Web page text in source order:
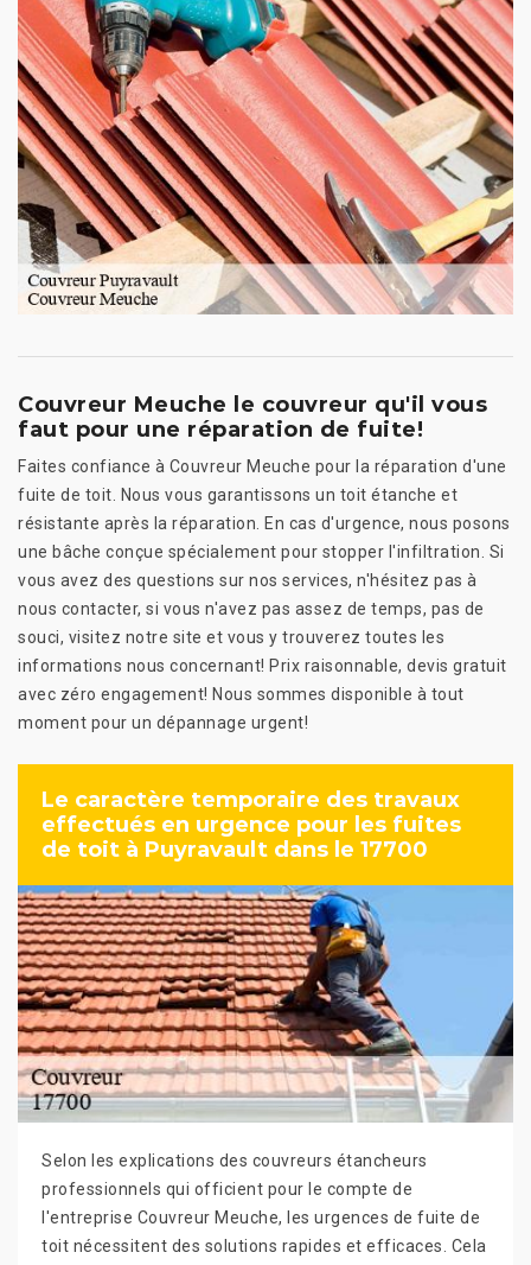
Couvreur Meuche le couvreur qu'il vous
faut pour une réparation de fuite!
Faites confiance à Couvreur Meuche pour la réparation d'une
fuite de toit. Nous vous garantissons un toit étanche et
résistante après la réparation. En cas d'urgence, nous posons
une bâche conçue spécialement pour stopper l'infiltration. Si
vous avez des questions sur nos services, n'hésitez pas à
nous contacter, si vous n'avez pas assez de temps, pas de
souci, visitez notre site et vous y trouverez toutes les
informations nous concernant! Prix raisonnable, devis gratuit
avec zéro engagement! Nous sommes disponible à tout
moment pour un dépannage urgent!
Le caractère temporaire des travaux
effectués en urgence pour les fuites
de toit à Puyravault dans le 17700
Selon les explications des couvreurs étancheurs
professionnels qui officient pour le compte de
l'entreprise Couvreur Meuche, les urgences de fuite de
toit nécessitent des solutions rapides et efficaces. Cela